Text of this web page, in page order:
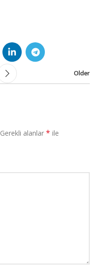
Older
Gerekli alanlar * ile